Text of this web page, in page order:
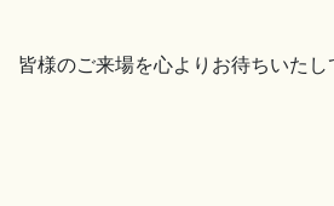
皆様のご来場を心よりお待ちいた